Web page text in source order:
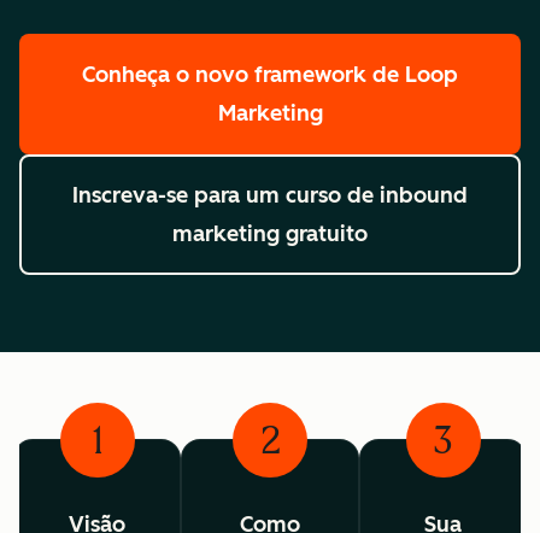
Conheça o novo framework de Loop
Marketing
Inscreva-se para um curso de inbound
marketing gratuito
1
Visão
2
Como
3
Sua